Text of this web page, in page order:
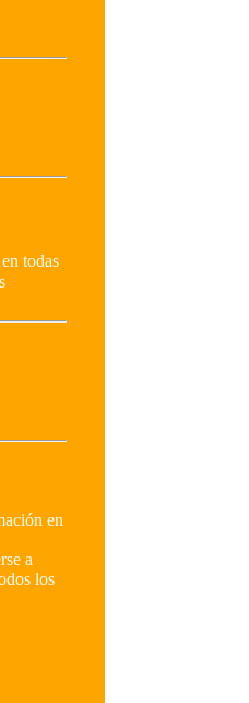
todas
en
a
los